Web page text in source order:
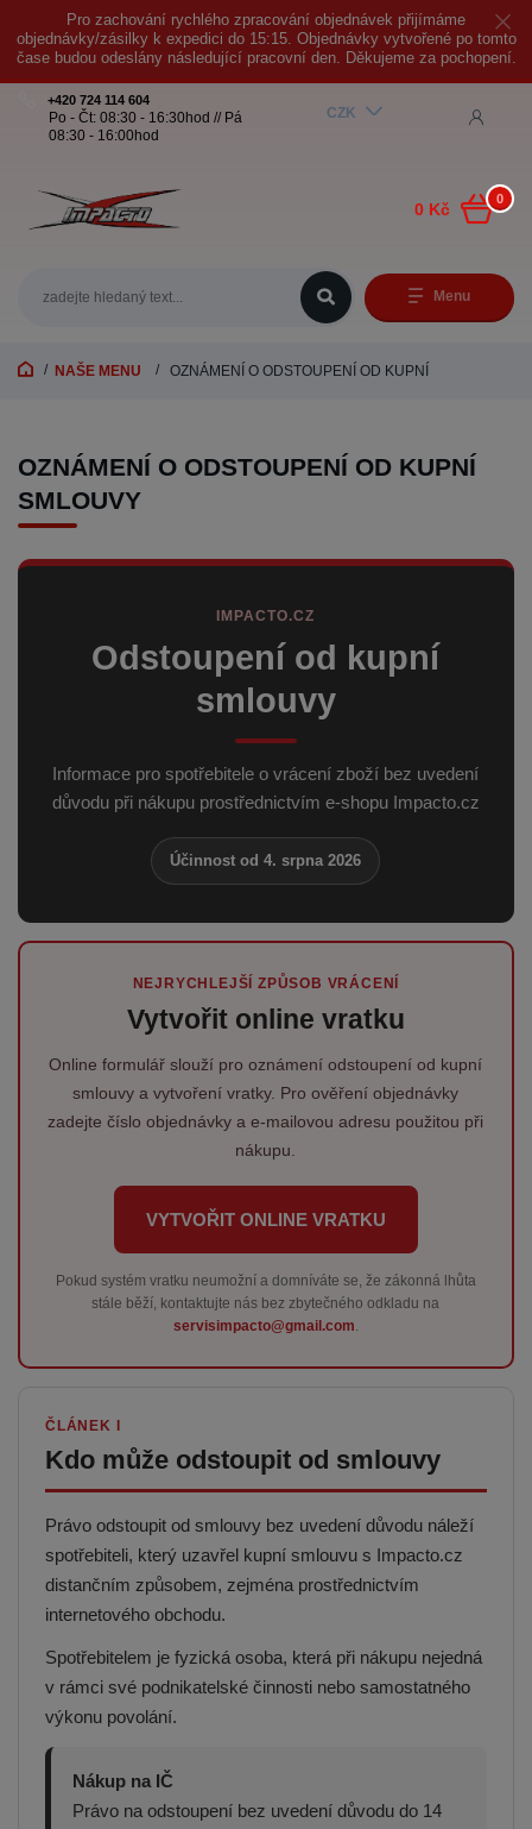
Pro zachování rychlého zpracování objednávek přijímáme
objednávky/zásilky k expedici do 15:15. Objednávky vytvořené po tomto
čase budou odeslány následující pracovní den. Děkujeme za pochopení.
Menu
CZK
+420 724 114 604
Po - Čt: 08:30 - 16:30hod // Pá
08:30 - 16:00hod
0
0 Kč
NAŠE MENU OZNÁMENÍ O ODSTOUPENÍ OD KUPNÍ
OZNÁMENÍ O ODSTOUPENÍ OD KUPNÍ
SMLOUVY
IMPACTO.CZ
Odstoupení od kupní
smlouvy
Informace pro spotřebitele o vrácení zboží bez uvedení
důvodu při nákupu prostřednictvím e-shopu Impacto.cz
Účinnost od 4. srpna 2026
NEJRYCHLEJŠÍ ZPŮSOB VRÁCENÍ
Vytvořit online vratku
Online formulář slouží pro oznámení odstoupení od kupní
smlouvy a vytvoření vratky. Pro ověření objednávky
zadejte číslo objednávky a e-mailovou adresu použitou při
nákupu.
VYTVOŘIT ONLINE VRATKU
Pokud systém vratku neumožní a domníváte se, že zákonná lhůta
stále běží, kontaktujte nás bez zbytečného odkladu na
servisimpacto@gmail.com.
ČLÁNEK I
Kdo může odstoupit od smlouvy
Právo odstoupit od smlouvy bez uvedení důvodu náleží
spotřebiteli, který uzavřel kupní smlouvu s Impacto.cz
distančním způsobem, zejména prostřednictvím
internetového obchodu.
Spotřebitelem je fyzická osoba, která při nákupu nejedná
v rámci své podnikatelské činnosti nebo samostatného
výkonu povolání.
Nákup na IČ
Právo na odstoupení bez uvedení důvodu do 14